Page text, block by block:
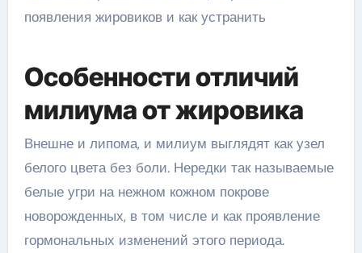
Особенности отличий
милиума от жировика
Внешне и липома, и милиум выглядят как узел
белого цвета без боли. Нередки так называемые
белые угри на нежном кожном покрове
новорожденных, в том числе и как проявление
гормональных изменений этого периода.